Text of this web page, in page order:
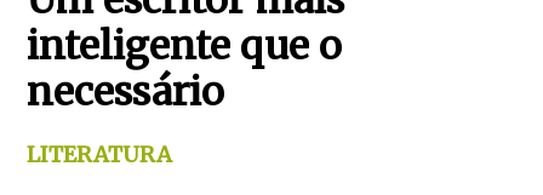
inteligente que o
necessário
LITERATURA